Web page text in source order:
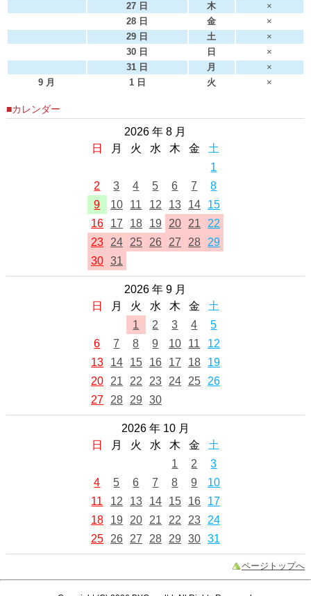
27 日
木
×
28 日
金
×
29 日
土
×
30 日
日
×
31 日
月
×
9 月
1 日 火 ×
■カレンダー
2026 年 8 月
日
月 火 水 木 金
土
1
2
3 4 5 6 7
8
9
10 11 12 13 14
15
16
17 18 19 20 21
22
23
24 25 26 27 28
29
30 31
2026 年 9 月
日
月 火 水 木 金
土
1
2 3 4
5
6
7 8 9 10 11
12
13
14 15 16 17 18
19
20
21 22 23 24 25
26
27
28 29 30
2026 年 10 月
日
月 火 水 木 金
土
1
2
3
4
5 6 7 8 9
10
11
12 13 14 15 16
17
18
19 20 21 22 23
24
25
26 27 28 29 30 31
ページトップへ